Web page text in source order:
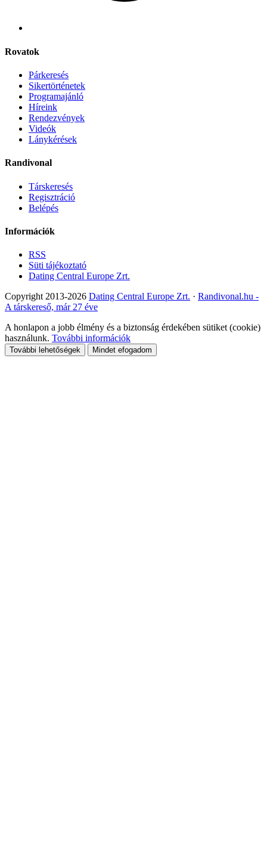
Rovatok
Párkeresés
Sikertörténetek
Programajánló
Híreink
Rendezvények
Videók
Lánykérések
Randivonal
Társkeresés
Regisztráció
Belépés
Információk
RSS
Süti tájékoztató
Dating Central Europe Zrt.
Copyright 2013-2026 Dating Central Europe Zrt. · Randivonal.hu -
A társkereső, már 27 éve
A honlapon a jobb élmény és a biztonság érdekében sütiket (cookie)
használunk. További információk
További lehetőségek Mindet efogadom